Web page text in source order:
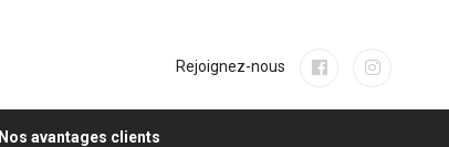
Rejoignez-nous
Nos avantages clients